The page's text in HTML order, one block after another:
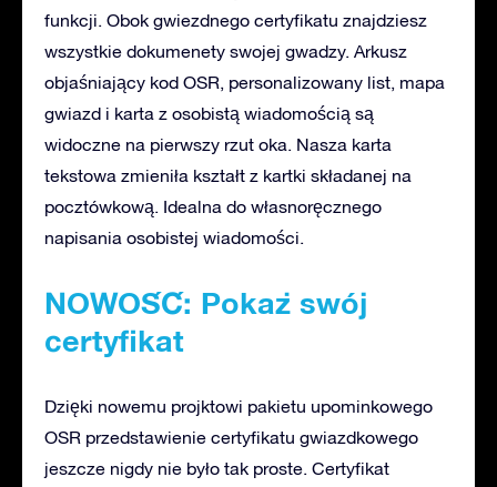
funkcji. Obok gwiezdnego certyfikatu znajdziesz
wszystkie dokumenety swojej gwadzy. Arkusz
objaśniający kod OSR, personalizowany list, mapa
gwiazd i karta z osobistą wiadomością są
widoczne na pierwszy rzut oka. Nasza karta
tekstowa zmieniła kształt z kartki składanej na
pocztówkową. Idealna do własnoręcznego
napisania osobistej wiadomości.
NOWOŚĆ: Pokaż swój
certyfikat
Dzięki nowemu projktowi pakietu upominkowego
OSR przedstawienie certyfikatu gwiazdkowego
jeszcze nigdy nie było tak proste. Certyfikat